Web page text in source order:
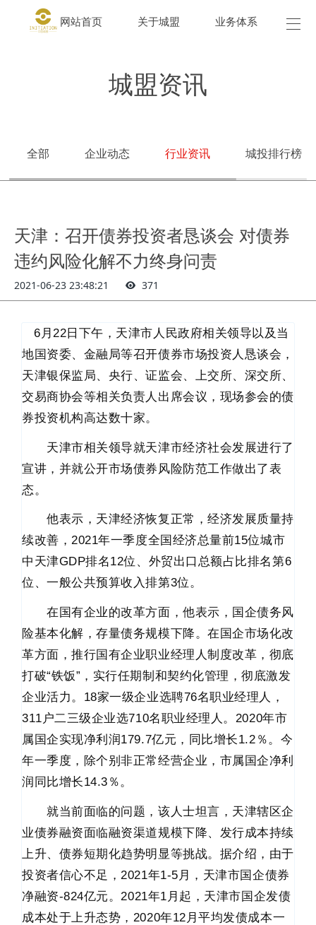
网站首页 关于城盟 业务体系 城
城盟资讯
全部 企业动态 行业资讯 城投排行榜
天津：召开债券投资者恳谈会 对债券
违约风险化解不力终身问责
2021-06-23 23:48:21 371
6月22日下午，天津市人民政府相关领导以及当
地国资委、金融局等召开债券市场投资人恳谈会，
天津银保监局、央行、证监会、上交所、深交所、
交易商协会等相关负责人出席会议，现场参会的债
券投资机构高达数十家。
天津市相关领导就天津市经济社会发展进行了
宣讲，并就公开市场债券风险防范工作做出了表
态。
他表示，天津经济恢复正常，经济发展质量持
续改善，2021年一季度全国经济总量前15位城市
中天津GDP排名12位、外贸出口总额占比排名第6
位、一般公共预算收入排第3位。
在国有企业的改革方面，他表示，国企债务风
险基本化解，存量债务规模下降。在国企市场化改
革方面，推行国有企业职业经理人制度改革，彻底
打破“铁饭”，实行任期制和契约化管理，彻底激发
企业活力。18家一级企业选聘76名职业经理人，
311户二三级企业选710名职业经理人。2020年市
属国企实现净利润179.7亿元，同比增长1.2％。今
年一季度，除个别非正常经营企业，市属国企净利
润同比增长14.3％。
就当前面临的问题，该人士坦言，天津辖区企
业债券融资面临融资渠道规模下降、发行成本持续
上升、债券短期化趋势明显等挑战。据介绍，由于
投资者信心不足，2021年1-5月，天津市国企债券
净融资-824亿元。2021年1月起，天津市国企发债
成本处于上升态势，2020年12月平均发债成本一